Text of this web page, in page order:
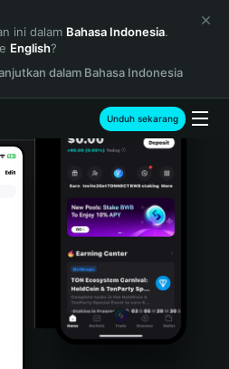
ini dalam Bahasa Indonesia.
English?
dalam Bahasa Indonesia
Unduh sekarang